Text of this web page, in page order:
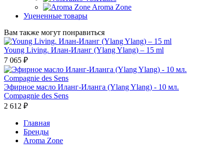
Aroma Zone
Уцененные товары
Вам также могут понравиться
Young Living. Илан-Иланг (Ylang Ylang) – 15 ml
7 065 ₽
Эфирное масло Иланг-Иланга (Ylang Ylang) - 10 мл.
Compagnie des Sens
2 612 ₽
Главная
Бренды
Aroma Zone